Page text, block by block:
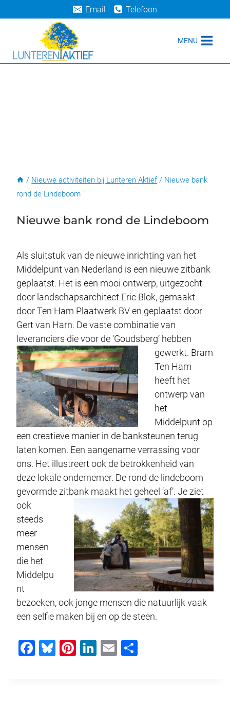
naar
Email Telefoon
MENU
/ Nieuwe activiteiten bij Lunteren Aktief / Nieuwe bank
rond de Lindeboom
Nieuwe bank rond de Lindeboom
Als sluitstuk van de nieuwe inrichting van het
Middelpunt van Nederland is een nieuwe zitbank
geplaatst. Het is een mooi ontwerp, uitgezocht
door landschapsarchitect Eric Blok, gemaakt
door Ten Ham Plaatwerk BV en geplaatst door
Gert van Harn. De vaste combinatie van
leveranciers die voor de ‘Goudsberg’ hebben
gewerkt. Bram
Ten Ham
heeft het
ontwerp van
het
Middelpunt op
een creatieve manier in de banksteunen terug
laten komen. Een aangename verrassing voor
ons. Het illustreert ook de betrokkenheid van
deze lokale ondernemer. De rond de lindeboom
gevormde zitbank maakt het geheel ‘af’. Je ziet
ook
steeds
meer
mensen
die het
Middelpu
nt
bezoeken, ook jonge mensen die natuurlijk vaak
een selfie maken bij en op de steen.
F
Bl Pi Li
E